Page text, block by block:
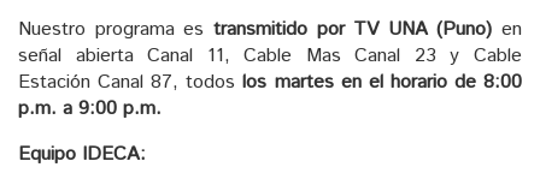
Nuestro programa es transmitido por TV UNA (Puno) en
señal abierta Canal 11, Cable Mas Canal 23 y Cable
Estación Canal 87, todoslos martes en el horario de 8:00
p.m. a 9:00 p.m.
Equipo IDECA: